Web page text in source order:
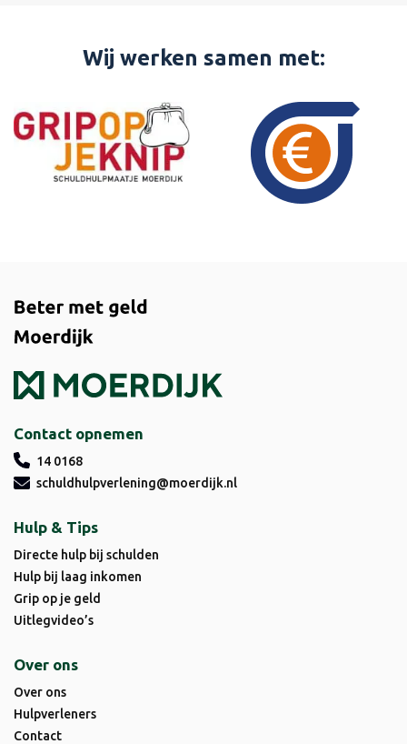
Wij werken samen met:
Contact opnemen
14 0168
schuldhulpverlening@moerdijk.nl
Hulp & Tips
Directe hulp bij schulden
Hulp bij laag inkomen
Grip op je geld
Uitlegvideo’s
Over ons
Over ons
Hulpverleners
Contact